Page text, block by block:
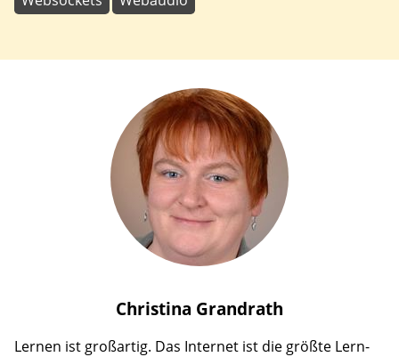
Christina Grandrath
Lernen ist großartig. Das Internet ist die größte Lern-